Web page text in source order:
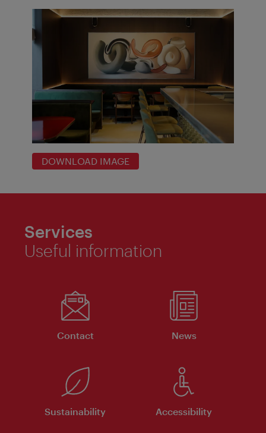
DOWNLOAD IMAGE
Services
Useful information
Contact News
Sustainability Accessibility